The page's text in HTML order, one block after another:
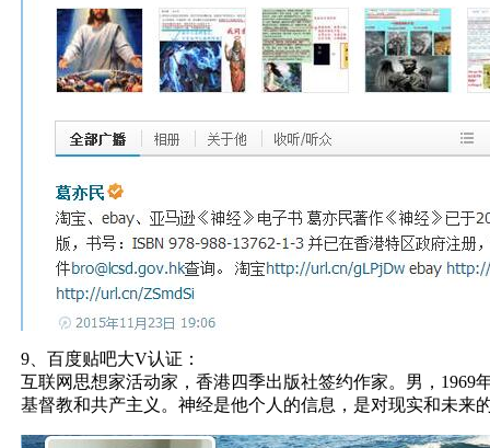
9、百度贴吧大V认证：
互联网思想家活动家，香港四季出版社签约作家。男，
基督教和共产主义。神经是他个人的信息，是对现实和未来